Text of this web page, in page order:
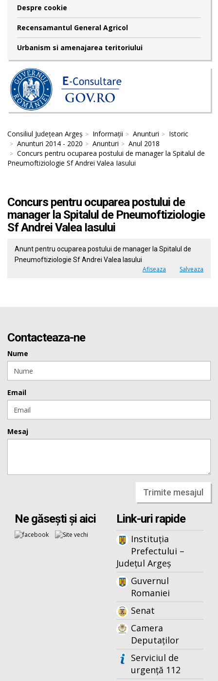
Despre cookie
Recensamantul General Agricol
Urbanism si amenajarea teritoriului
Consiliul Județean Argeș Informații Anunturi
Istoric
Anunturi 2014 - 2020
Anunturi
Anul 2018
Concurs pentru ocuparea postului de manager la Spitalul de
Pneumoftiziologie Sf Andrei Valea Iasului
Concurs pentru ocuparea postului de
manager la Spitalul de Pneumoftiziologie
Sf Andrei Valea Iasului
Anunt pentru ocuparea postului de manager la Spitalul de
Pneumoftiziologie Sf Andrei Valea Iasului
Afiseaza Salveaza
Contacteaza-ne
Nume
Email
Mesaj
Trimite mesajul
Ne găsești și aici Link-uri rapide
Instituția
Prefectului –
Județul Argeș
Guvernul
Romaniei
Senat
Camera
Deputaților
Serviciul de
urgență 112